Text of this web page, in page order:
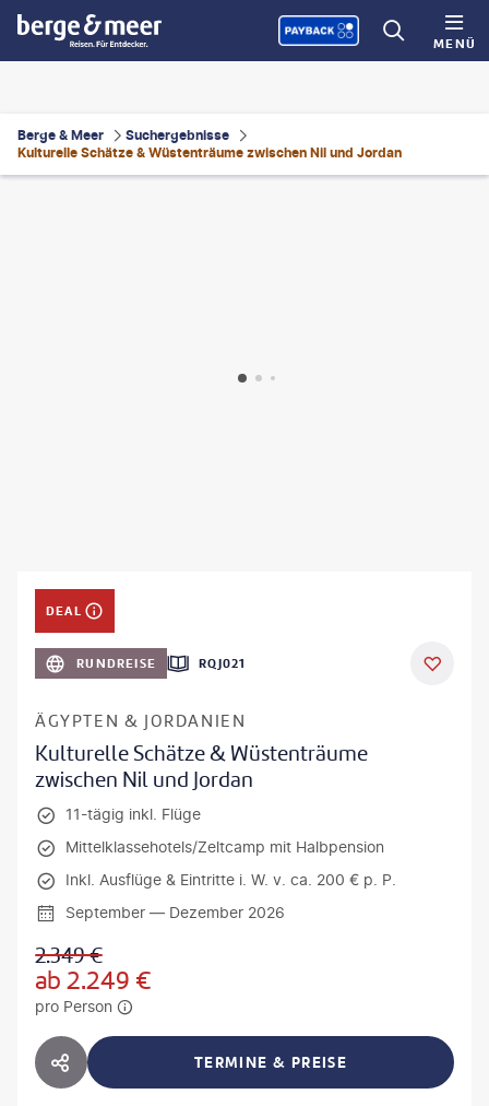
MENÜ
Berge & Meer
Suchergebnisse
Kulturelle Schätze & Wüstenträume zwischen Nil und Jordan
DEAL
RUNDREISE RQJ021
ÄGYPTEN & JORDANIEN
Kulturelle Schätze & Wüstenträume
zwischen Nil und Jordan
11-tägig inkl. Flüge
Mittelklassehotels/Zeltcamp mit Halbpension
Inkl. Ausflüge & Eintritte i. W. v. ca. 200 € p. P.
September — Dezember 2026
2.349€
ab2.249 €
pro Person
HOTEL TEILEN TERMINE & PREISE